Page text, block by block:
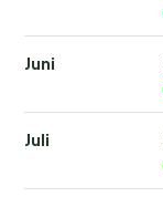
Juni
Juli